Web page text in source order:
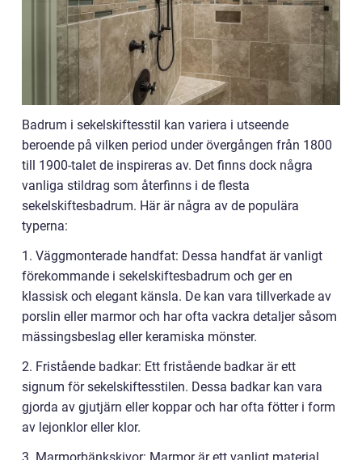
Badrum i sekelskiftesstil kan variera i utseende
beroende på vilken period under övergången från 1800
till 1900-talet de inspireras av. Det finns dock några
vanliga stildrag som återfinns i de flesta
sekelskiftesbadrum. Här är några av de populära
typerna:
1. Väggmonterade handfat: Dessa handfat är vanligt
förekommande i sekelskiftesbadrum och ger en
klassisk och elegant känsla. De kan vara tillverkade av
porslin eller marmor och har ofta vackra detaljer såsom
mässingsbeslag eller keramiska mönster.
2. Fristående badkar: Ett fristående badkar är ett
signum för sekelskiftesstilen. Dessa badkar kan vara
gjorda av gjutjärn eller koppar och har ofta fötter i form
av lejonklor eller klor.